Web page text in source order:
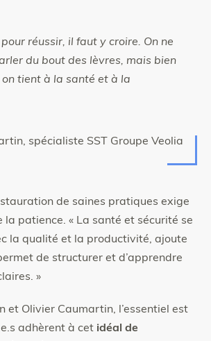
réussir, il faut y croire. On ne
du bout des lèvres, mais bien
tient à la santé et à la
spécialiste SST Groupe Veolia
de saines pratiques exige
la patience. « La santé et sécurité se
la qualité et la productivité, ajoute
de structurer et d’apprendre
»
et Olivier Caumartin, l’essentiel est
adhèrent à cet idéal de